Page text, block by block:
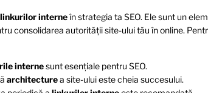
linkurilor interneîn strategia ta SEO. Ele sunt un
consolidarea autorității site-ului tău în online.
internesunt esențiale pentru SEO.
architecturea site-ului este cheia succesului.